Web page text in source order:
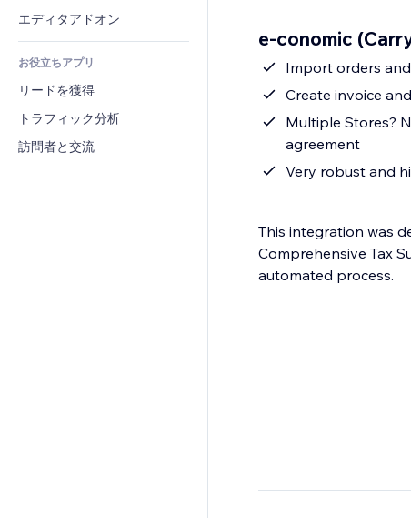
食品・飲料
電卓
検索
天気
チャート・テーブル
コミュニティィ
レビュー・お客さまの声
CRM
エディタアドオン
お役立ちアプリ
リードを獲得
トラフィック分析
訪問者と交流
e-conomic
Import orders
Create invoice
Multiple Stores?
agreement
Very robust and
This integration was
Comprehensive Tax
automated process.